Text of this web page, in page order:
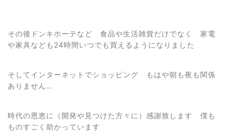
その後ドンキホーテなど 食品や生活雑貨だけでなく 家電
や家具なども24時間いつでも買えるようになりました
そしてインターネットでショッピング もはや朝も夜も関係
ありません…
時代の恩恵に（開発や見つけた方々に）感謝致します 僕も
ものすごく助かっています